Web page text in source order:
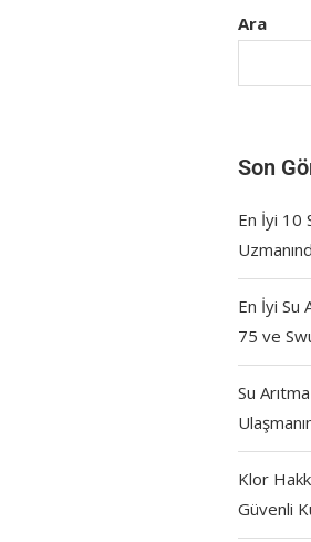
Ara
Son
En İyi 10
En İyi Su
75 ve
Su
Klor
Güvenli